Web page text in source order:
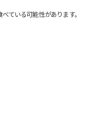
ている可能性があります。